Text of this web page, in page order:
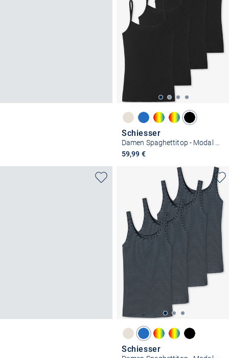
Schiesser
Damen Spaghettitop - Modal Essentials
59,99 €
Schiesser